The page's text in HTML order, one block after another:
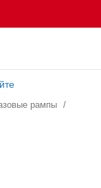
рампы